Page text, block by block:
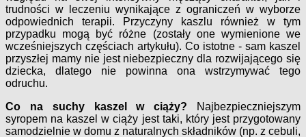
trudności w leczeniu wynikające z ograniczeń w wyborze
odpowiednich terapii. Przyczyny kaszlu również w tym
przypadku mogą być różne (zostały one wymienione we
wcześniejszych częściach artykułu). Co istotne - sam kaszel
przyszłej mamy nie jest niebezpieczny dla rozwijającego się
dziecka, dlatego nie powinna ona wstrzymywać tego
odruchu.
Co na suchy kaszel w ciąży? Najbezpieczniejszym
syropem na kaszel w ciąży jest taki, który jest przygotowany
samodzielnie w domu z naturalnych składników (np. z cebuli,